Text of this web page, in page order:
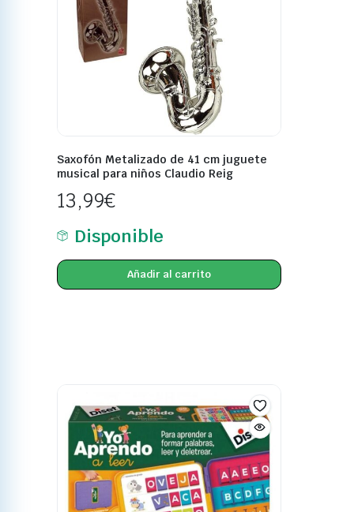
Saxofón Metalizado de 41 cm juguete
musical para niños Claudio Reig
13,99€
Disponible
Añadir al carrito